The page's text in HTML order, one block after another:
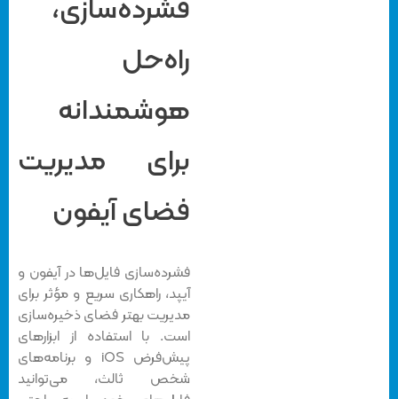
فشرده‌سازی،
هوشمندانه
برای مدیریت
فضای آیفون
فشرده‌سازی فایل‌ها در آیفون و
آیپد، راهکاری سریع و مؤثر برای
مدیریت بهتر فضای ذخیره‌سازی
است. با استفاده از ابزارهای
پیش‌فرض iOS و برنامه‌های
شخص ثالث، می‌توانید